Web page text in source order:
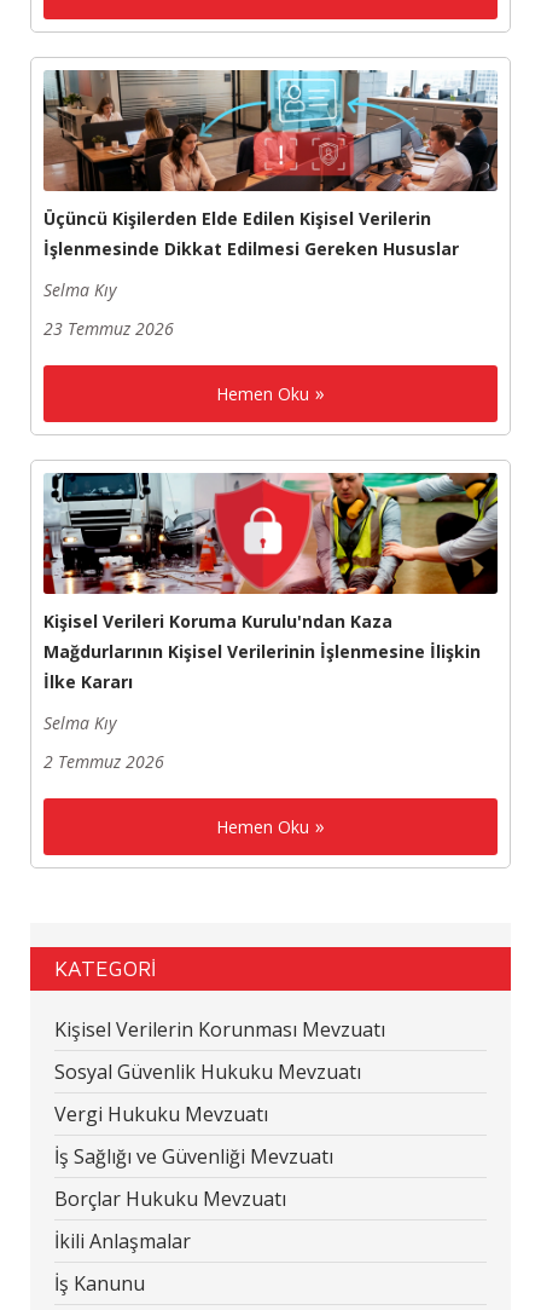
Üçüncü Kişilerden Elde Edilen Kişisel Verilerin
İşlenmesinde Dikkat Edilmesi Gereken Hususlar
Selma Kıy
23 Temmuz 2026
Hemen Oku
Kişisel Verileri Koruma Kurulu'ndan Kaza
Mağdurlarının Kişisel Verilerinin İşlenmesine İlişkin
İlke Kararı
Selma Kıy
2 Temmuz 2026
Hemen Oku
KATEGORİ
Kişisel Verilerin Korunması Mevzuatı
Sosyal Güvenlik Hukuku Mevzuatı
Vergi Hukuku Mevzuatı
İş Sağlığı ve Güvenliği Mevzuatı
Borçlar Hukuku Mevzuatı
İkili Anlaşmalar
İş Kanunu